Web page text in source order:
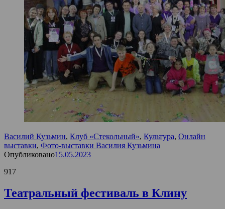
Василий Кузьмин, Клуб «Стекольный», Культура, Онлайн
выставки, Фото-выставки Василия Кузьмина
Опубликовано15.05.2023
917
Театральный фестиваль в Клину